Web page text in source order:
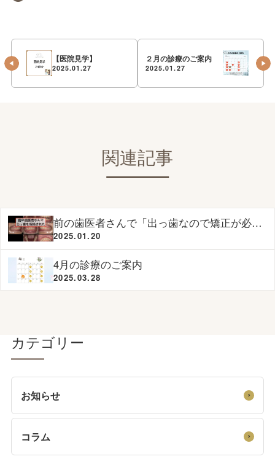
【医院見学】
2025.01.27
２月の診療のご案内
2025.01.27
関連記事
前の歯医者さんで「出っ歯なので矯正が必
要」と指摘され来院されたI.Dさんの診断
2025.01.20
4月の診療のご案内
2025.03.28
カテゴリー
お知らせ
コラム